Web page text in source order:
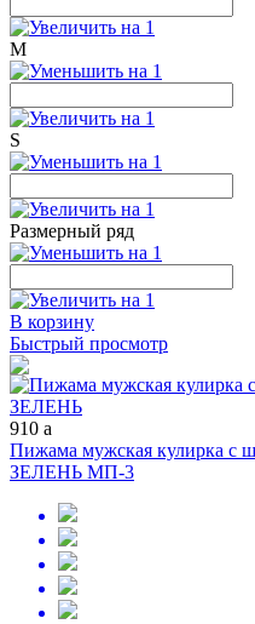
M
S
Размерный ряд
В корзину
Быстрый просмотр
910 a
Пижама мужская кулирка
ЗЕЛЕНЬ МП-3